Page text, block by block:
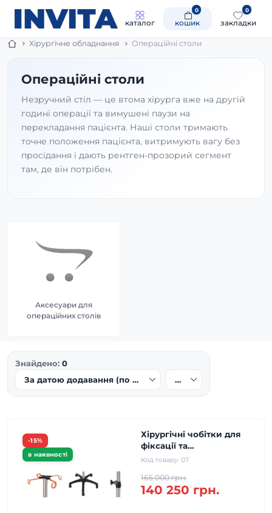
каталог закладки
0
кошик
0
Хірургічне обладнання Операційні столи
Операційні столи
Незручний стіл — це втома хірурга вже на другій
годині операції та вимушені паузи на
перекладання пацієнта. Наші столи тримають
точне положення пацієнта, витримують вагу без
просідання і дають рентген-прозорий сегмент
там, де він потрібен.
Аксесуари для
операційних столів
Знайдено: 0
-15%
в наявності
Хірургічні чобітки для
фіксації та
позиціонування нижніх
Код товару: 07
165 000 грн.
140 250 грн.